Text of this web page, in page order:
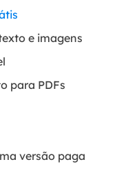
e imagens
para PDFs
versão paga